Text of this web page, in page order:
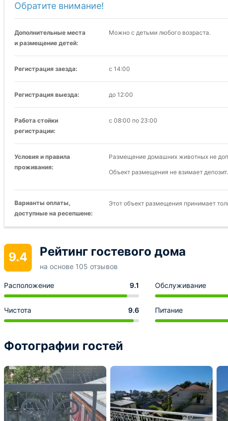
Обратите внимание!
Дополнительные места
и размещение детей:
Можно с детьми любого возраста.
Регистрация заезда: с 14:00
Регистрация выезда: до 12:00
Работа стойки
регистрации:
с 08:00 по 23:00
Условия и правила
проживания:
Размещение домашних животных не
Объект размещения не взимает депозит.
Варианты оплаты,
доступные на ресепшене:
Этот объект размещения принимает
9.4 Рейтинг гостевого дома
на основе 105 отзывов
Расположение 9.1 Обслуживание
Чистота 9.6 Питание
Фотографии гостей